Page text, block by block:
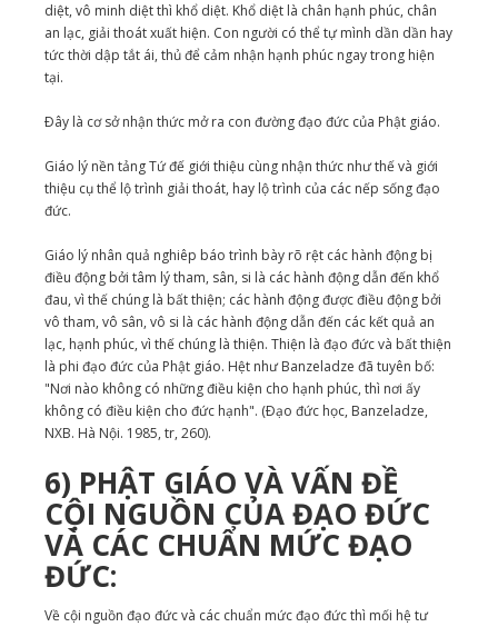
diệt, vô minh diệt thì khổ diệt. Khổ diệt là chân hạnh phúc, chân
an lạc, giải thoát xuất hiện. Con người có thể tự mình dần dần hay
tức thời dập tắt ái, thủ để cảm nhận hạnh phúc ngay trong hiện
tại.
Ðây là cơ sở nhận thức mở ra con đường đạo đức của Phật giáo.
Giáo lý nền tảng Tứ đế giới thiệu cùng nhận thức như thế và giới
thiệu cụ thể lộ trình giải thoát, hay lộ trình của các nếp sống đạo
đức.
Giáo lý nhân quả nghiêp báo trình bày rõ rệt các hành động bị
điều động bởi tâm lý tham, sân, si là các hành động dẫn đến khổ
đau, vì thế chúng là bất thiện; các hành động được điều động bởi
vô tham, vô sân, vô si là các hành động dẫn đến các kết quả an
lạc, hạnh phúc, vì thế chúng là thiện. Thiện là đạo đức và bất thiện
là phi đạo đức của Phật giáo. Hệt như Banzeladze đã tuyên bố:
"Nơi nào không có những điều kiện cho hạnh phúc, thì nơi ấy
không có điều kiện cho đức hạnh". (Ðạo đức học, Banzeladze,
NXB. Hà Nội. 1985, tr, 260).
6) PHẬT GIÁO VÀ VẤN ĐỀ
CỘI NGUỒN CỦA ĐẠO ĐỨC
VÀ CÁC CHUẨN MỨC ĐẠO
ĐỨC:
Về cội nguồn đạo đức và các chuẩn mức đạo đức thì mối hệ tư